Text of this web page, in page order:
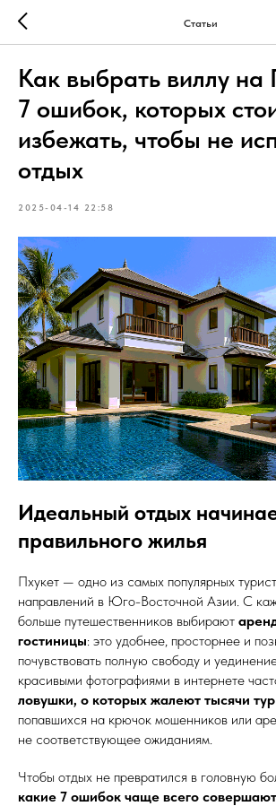
Статьи
Как выбрать виллу на
7 ошибок, которых
избежать, чтобы не
отдых
2025-04-14 22:58
Идеальный отдых
правильного жилья
Пхукет — одно из самых популярных
направлений в Юго-Восточной Азии. С
больше путешественников выбирают
гостиницы: это удобнее, просторнее и
почувствовать полную свободу и
красивыми фотографиями в интернете
ловушки, о которых жалеют тысячи
попавшихся на крючок мошенников или
не соответствующее ожиданиям.
Чтобы отдых не превратился в головную
какие 7 ошибок чаще всего